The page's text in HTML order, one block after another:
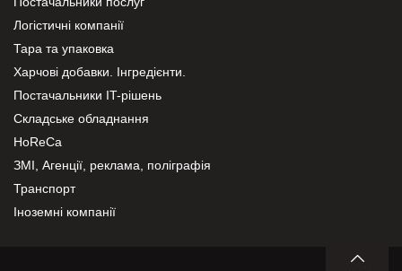
Логістичні компанії
Тара та упаковка
Харчові добавки. Інгредієнти.
Постачальники IT-рішень
Складське обладнання
HoReCa
ЗМІ, Агенції, реклама, поліграфія
Транспорт
Іноземні компанії